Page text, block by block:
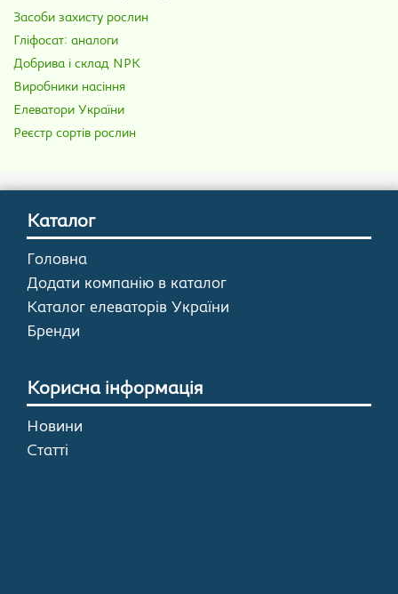
Засоби захисту рослин
Гліфосат: аналоги
Добрива і склад NPK
Виробники насіння
Елеватори України
Реєстр сортів рослин
Каталог
Головна
Додати компанію в каталог
Каталог елеваторів України
Бренди
Корисна інформація
Новини
Статті